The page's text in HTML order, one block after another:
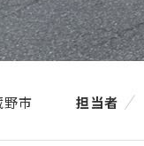
野市 担当者